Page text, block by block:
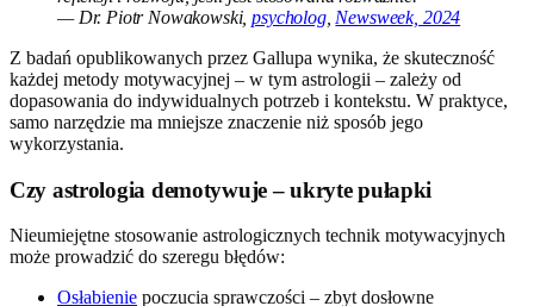
— Dr. Piotr Nowakowski,psycholog, Newsweek, 2024
Z badań opublikowanych przez Gallupa wynika, że skuteczność
każdej metody motywacyjnej – w tym astrologii – zależy od
dopasowania do indywidualnych potrzeb i kontekstu. W praktyce,
samo narzędzie ma mniejsze znaczenie niż sposób jego
wykorzystania.
Czy astrologia demotywuje – ukryte pułapki
Nieumiejętne stosowanie astrologicznych technik motywacyjnych
może prowadzić do szeregu błędów:
Osłabienie poczucia sprawczości – zbyt dosłowne